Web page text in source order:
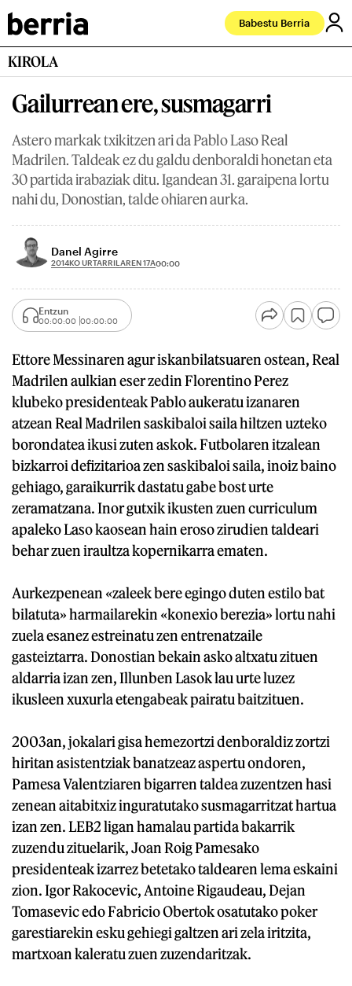
Babestu Berria
KIROLA
Gailurrean ere, susmagarri
Astero markak txikitzen ari da Pablo Laso Real
Madrilen. Taldeak ez du galdu denboraldi honetan eta
30 partida irabaziak ditu. Igandean 31. garaipena lortu
nahi du, Donostian, talde ohiaren aurka.
Danel Agirre
2014KO URTARRILAREN 17A00:00
Entzun
00:00:00 00:00:00
Ettore Messinaren agur iskanbilatsuaren ostean, Real
Madrilen aulkian eser zedin Florentino Perez
klubeko presidenteak Pablo aukeratu izanaren
atzean Real Madrilen saskibaloi saila hiltzen uzteko
borondatea ikusi zuten askok. Futbolaren itzalean
bizkarroi defizitarioa zen saskibaloi saila, inoiz baino
gehiago, garaikurrik dastatu gabe bost urte
zeramatzana. Inor gutxik ikusten zuen curriculum
apaleko Laso kaosean hain eroso zirudien taldeari
behar zuen iraultza kopernikarra ematen.
Aurkezpenean «zaleek bere egingo duten estilo bat
bilatuta» harmailarekin «konexio berezia» lortu nahi
zuela esanez estreinatu zen entrenatzaile
gasteiztarra. Donostian bekain asko altxatu zituen
aldarria izan zen, Illunben Lasok lau urte luzez
ikusleen xuxurla etengabeak pairatu baitzituen.
2003an, jokalari gisa hemezortzi denboraldiz zortzi
hiritan asistentziak banatzeaz aspertu ondoren,
Pamesa Valentziaren bigarren taldea zuzentzen hasi
zenean aitabitxiz inguratutako susmagarritzat hartua
izan zen. LEB2 ligan hamalau partida bakarrik
zuzendu zituelarik, Joan Roig Pamesako
presidenteak izarrez betetako taldearen lema eskaini
zion. Igor Rakocevic, Antoine Rigaudeau, Dejan
Tomasevic edo Fabricio Obertok osatutako poker
garestiarekin esku gehiegi galtzen ari zela iritzita,
martxoan kaleratu zuen zuzendaritzak.